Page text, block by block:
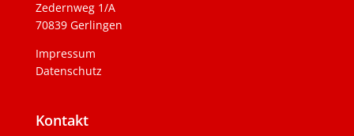
Zedernweg 1/A
70839 Gerlingen
Impressum
Datenschutz
Kontakt